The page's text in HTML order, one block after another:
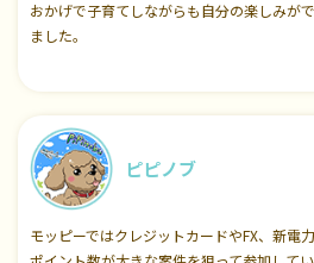
おかげで子育てしながらも自分の楽しみが
ました。
ピピノブ
モッピーではクレジットカードやFX、新電